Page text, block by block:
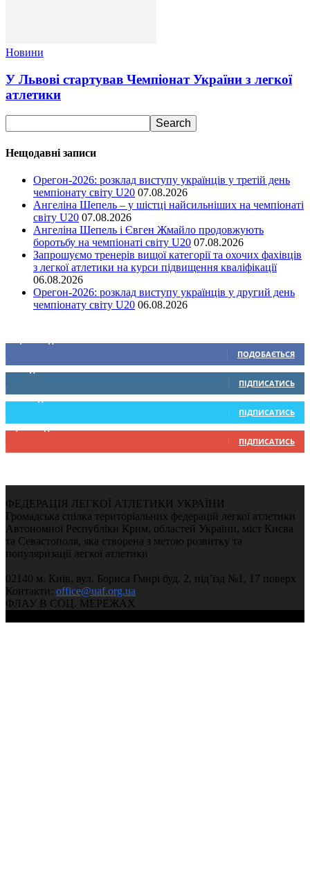
Новини
У Львові стартував Чемпіонат України з легкої
атлетики
Нещодавні записи
Орегон-2026: розклад виступу українців у третій день
чемпіонату світу U20 07.08.2026
Ангеліна Шепель – у шістці найсильніших на чемпіонаті
світу U20 07.08.2026
Ангеліна Шепель і Євген Жмайло продовжують
боротьбу на чемпіонаті світу U20 07.08.2026
Запрошуємо тренерів вищої категорії та охочих фахівців
з легкої атлетики на курси підвищення кваліфікації
06.08.2026
Орегон-2026: розклад виступу українців у другий день
чемпіонату світу U20 06.08.2026
ПОДОБАЄТЬСЯ
0 Підписників
ПІДПИСАТИСЬ
234 Підписників
ПІДПИСАТИСЬ
9,370 Підписників
ПІДПИСАТИСЬ
ФЕДЕРАЦІЯ ЛЕГКОЇ АТЛЕТИКИ УКРАЇНИ
Громадська спілка територіальних федерацій легкої атлетики
Автономної Республіки Крим, областей України, міст Києва
та Севастополя, яка створена з метою розвитку та
популяризації легкої атлетики
02140 м. Київ, вул. Бориса Гмирі буд. 2, під’їзд №1, 17 поверх
Контакти: office@uaf.org.ua
ФЛАУ В СОЦ. МЕРЕЖАХ